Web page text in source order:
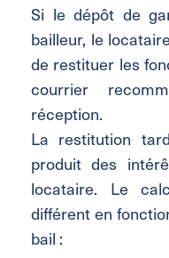
Si le dépôt de
bailleur, le
de restituer les
courrier
réception.
La restitution
produit des
locataire. Le
différent en
bail :